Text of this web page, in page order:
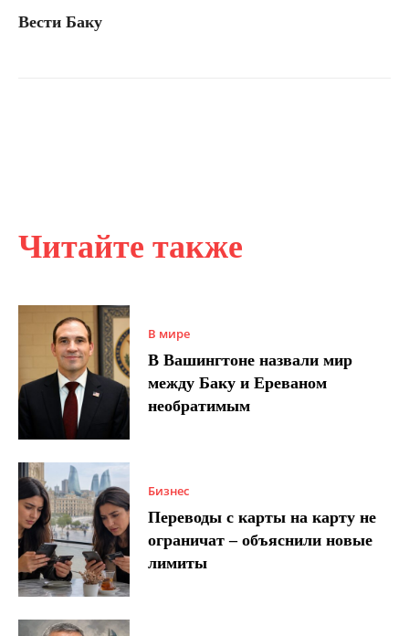
Читайте также
В мире
В Вашингтоне назвали мир
между Баку и Ереваном
необратимым
Бизнес
Переводы с карты на карту не
ограничат – объяснили новые
лимиты
Вести Баку